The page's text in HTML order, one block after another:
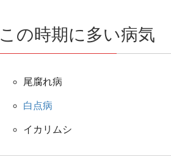
この時期に多い病気
尾腐れ病
白点病
イカリムシ